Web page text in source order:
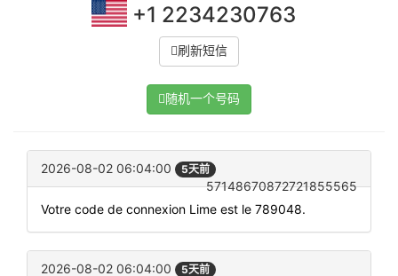
+1 2234230763
刷新短信
随机一个号码
2026-08-02 06:04:00 5天前
57148670872721855565
Votre code de connexion Lime est le 789048.
2026-08-02 06:04:00 5天前